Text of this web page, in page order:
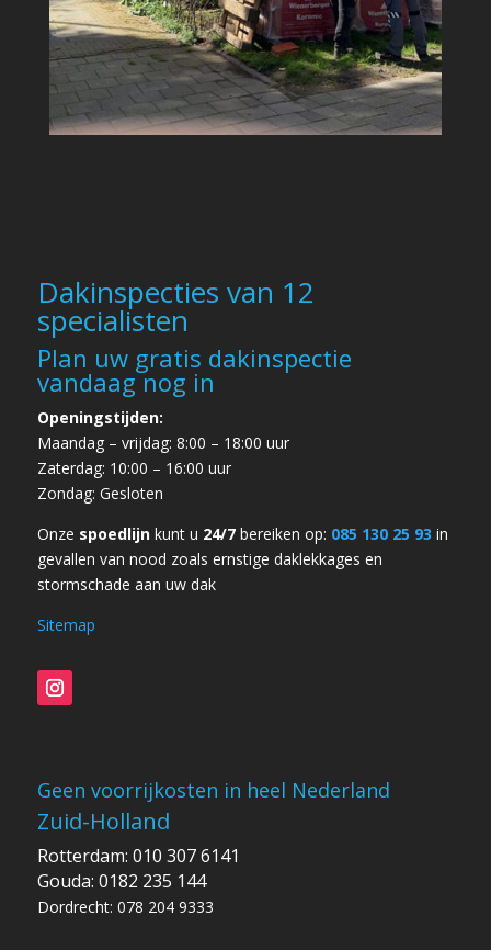
Dakinspecties van 12
specialisten
Plan uw gratis dakinspectie
vandaag nog in
Openingstijden:
Maandag – vrijdag: 8:00 – 18:00 uur
Zaterdag: 10:00 – 16:00 uur
Zondag: Gesloten
Onze spoedlijn kunt u 24/7 bereiken op: 085 130 25 93 in
gevallen van nood zoals ernstige daklekkages en
stormschade aan uw dak
Sitemap
Geen voorrijkosten in heel Nederland
Zuid-Holland
Rotterdam: 010 307 6141
Gouda: 0182 235 144
Dordrecht: 078 204 9333